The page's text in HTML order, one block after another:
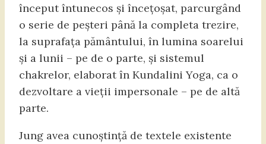
început întunecos și încețoșat, parcurgând
o serie de peșteri până la completa trezire,
la suprafața pământului, în lumina soarelui
și a lunii – pe de o parte, și sistemul
chakrelor, elaborat în Kundalini Yoga, ca o
dezvoltare a vieții impersonale – pe de altă
parte.
Jung avea cunoștință de textele existente